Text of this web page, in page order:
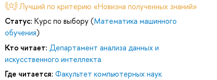
Лучший по критерию «Новизна полученных знаний»
Статус: Курс по выбору (Математика машинного
обучения)
Кто читает: Департамент анализа данных и
искусственного интеллекта
Где читается: Факультет компьютерных наук